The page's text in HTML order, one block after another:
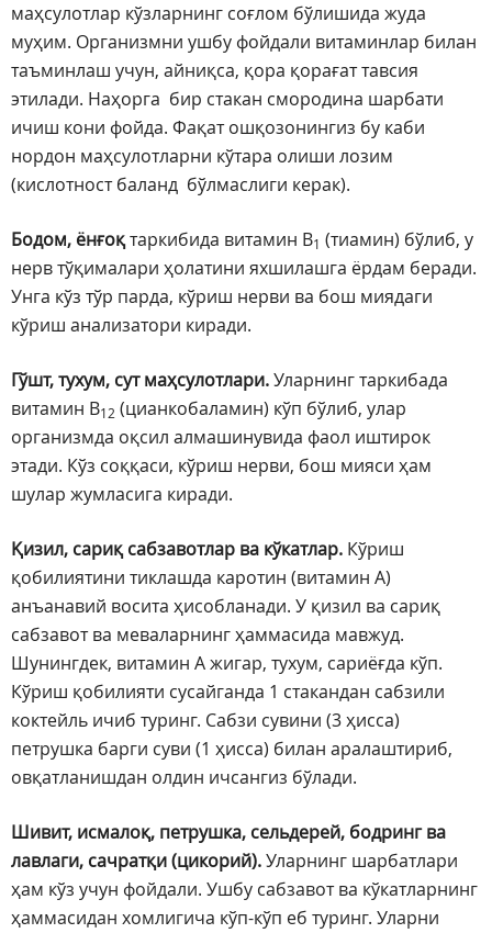
маҳсулотлар кўзларнинг соғлом бўлишида жуда
муҳим. Организмни ушбу фойдали витаминлар билан
таъминлаш учун, айниқса, қора қорағат тавсия
этилади. Наҳорга бир стакан смородина шарбати
ичиш кони фойда. Фақат ошқозонингиз бу каби
нордон маҳсулотларни кўтара олиши лозим
(кислотност баланд бўлмаслиги керак).
Бодом, ёнғоқтаркибида витамин В1 (тиамин) бўлиб, у
нерв тўқималари ҳолатини яхшилашга ёрдам беради.
Унга кўз тўр парда, кўриш нерви ва бош миядаги
кўриш анализатори киради.
Гўшт, тухум, сут маҳсулотлари.Уларнинг таркибада
витамин В12 (цианкобаламин) кўп бўлиб, улар
организмда оқсил алмашинувида фаол иштирок
этади. Кўз соққаси, кўриш нерви, бош мияси ҳам
шулар жумласига киради.
Қизил, сариқ сабзавотлар ва кўкатлар. Кўриш
қобилиятини тиклашда каротин (витамин А)
анъанавий восита ҳисобланади. У қизил ва сариқ
сабзавот ва меваларнинг ҳаммасида мавжуд.
Шунингдек, витамин А жигар, тухум, сариёғда кўп.
Кўриш қобилияти сусайганда 1 стакандан сабзили
коктейль ичиб туринг. Сабзи сувини (3 ҳисса)
петрушка барги суви (1 ҳисса) билан аралаштириб,
овқатланишдан олдин ичсангиз бўлади.
Шивит, исмалоқ, петрушка, сельдерей, бодринг ва
лавлаги, сачратқи (цикорий).Уларнинг шарбатлари
ҳам кўз учун фойдали. Ушбу сабзавот ва кўкатларнинг
ҳаммасидан хомлигича кўп-кўп еб туринг. Уларни